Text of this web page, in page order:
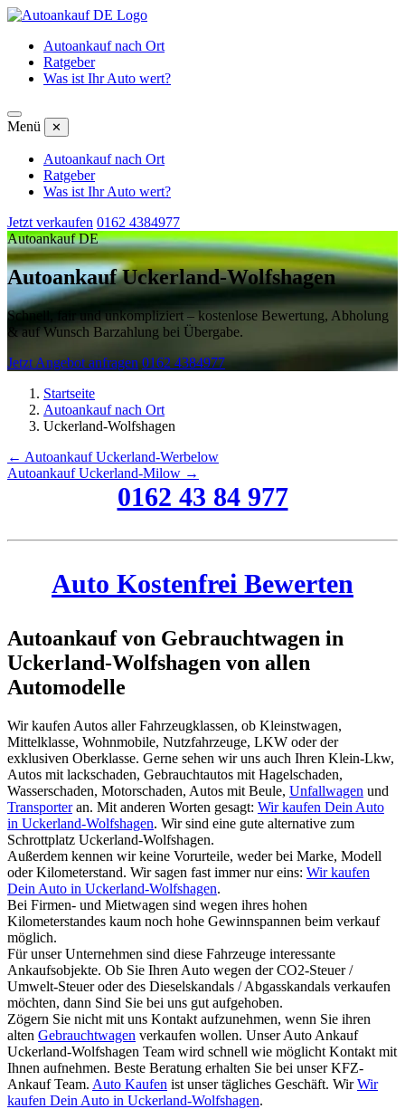
Autoankauf nach Ort
Ratgeber
Was ist Ihr Auto wert?
Menü ✕
Autoankauf nach Ort
Ratgeber
Was ist Ihr Auto wert?
Jetzt verkaufen 0162 4384977
Autoankauf DE
Autoankauf Uckerland-Wolfshagen
Schnell, fair und unkompliziert – kostenlose Bewertung, Abholung
& auf Wunsch Barzahlung bei Übergabe.
Jetzt Angebot anfragen 0162 4384977
Startseite
Autoankauf nach Ort
Uckerland-Wolfshagen
← Autoankauf Uckerland-Werbelow
Autoankauf Uckerland-Milow →
0162 43 84 977
Auto Kostenfrei Bewerten
Autoankauf von Gebrauchtwagen in
Uckerland-Wolfshagen von allen
Automodelle
Wir kaufen Autos aller Fahrzeugklassen, ob Kleinstwagen,
Mittelklasse, Wohnmobile, Nutzfahrzeuge, LKW oder der
exklusiven Oberklasse. Gerne sehen wir uns auch Ihren Klein-Lkw,
Autos mit lackschaden, Gebrauchtautos mit Hagelschaden,
Wasserschaden, Motorschaden, Autos mit Beule, Unfallwagen und
Transporteran. Mit anderen Worten gesagt: Wir kaufen Dein Auto
in Uckerland-Wolfshagen. Wir sind eine gute alternative zum
Schrottplatz Uckerland-Wolfshagen.
Außerdem kennen wir keine Vorurteile, weder bei Marke, Modell
oder Kilometerstand. Wir sagen fast immer nur eins: Wir kaufen
Dein Auto in Uckerland-Wolfshagen.
Bei Firmen- und Mietwagen sind wegen ihres hohen
Kilometerstandes kaum noch hohe Gewinnspannen beim verkauf
möglich.
Für unser Unternehmen sind diese Fahrzeuge interessante
Ankaufsobjekte. Ob Sie Ihren Auto wegen der CO2-Steuer /
Umwelt-Steuer oder des Dieselskandals / Abgasskandals verkaufen
möchten, dann Sind Sie bei uns gut aufgehoben.
Zögern Sie nicht mit uns Kontakt aufzunehmen, wenn Sie ihren
alten Gebrauchtwagen verkaufen wollen. Unser Auto Ankauf
Uckerland-Wolfshagen Team wird schnell wie möglicht Kontakt mit
Ihnen aufnehmen. Beste Beratung erhalten Sie bei unser KFZ-
Ankauf Team. Auto Kaufen ist unser tägliches Geschäft. WirWir
kaufen Dein Auto in Uckerland-Wolfshagen.